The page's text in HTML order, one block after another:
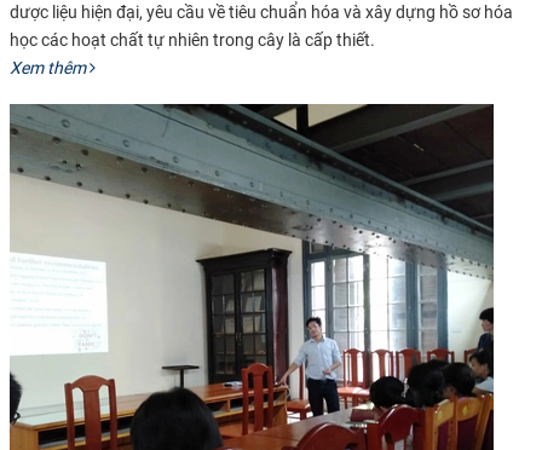
dược liệu hiện đại, yêu cầu về tiêu chuẩn hóa và xây dựng hồ sơ hóa
học các hoạt chất tự nhiên trong cây là cấp thiết.
Xem thêm